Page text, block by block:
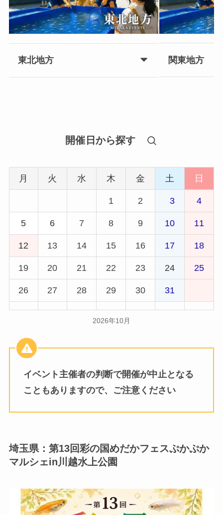
東北地方 関東地方
開催日から探す
月 火 水 木 金 土 日
1 2 3 4
5 6 7 8 9 10 11
12 13 14 15 16 17 18
19 20 21 22 23 24 25
26 27 28 29 30 31
2026年10月
イベント主催者の判断で開催が中止となる
こともありますので、ご注意ください
埼玉県：第13回彩の国めだかフェスぷかぷか
マルシェin川越水上公園